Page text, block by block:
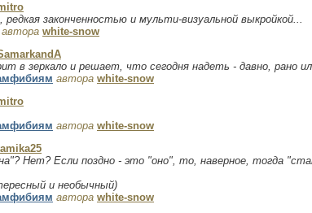
редкая законченностью и мульти-визуальной выкройкой...
автора white-snow
в зеркало и решает, что сегодня надеть - давно, рано
автора white-snow
автора white-snow
Нет? Если поздно - это "оно", то, наверное, тогда
и необычный)
автора white-snow